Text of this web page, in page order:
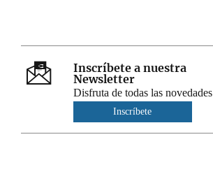
Inscríbete a nuestra
Newsletter
Disfruta de todas las novedades
Inscríbete